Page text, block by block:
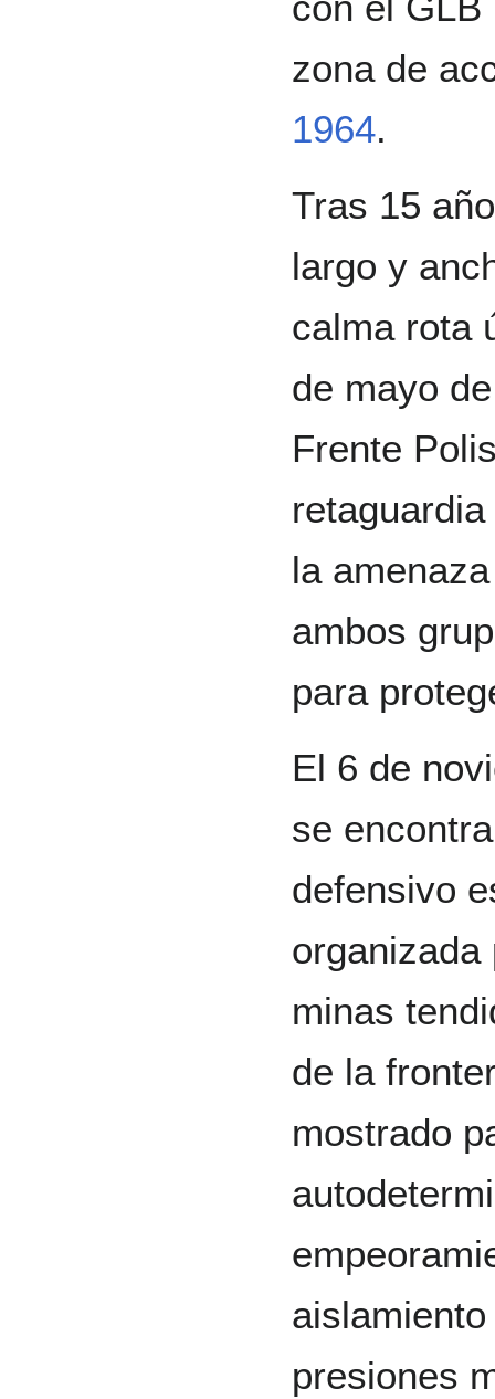
zona de
1964.
Tras 15
largo y
calma rota
de mayo
Frente
la
ambos
para
El 6 de
se
defensivo
minas
de la
mostrado
presiones